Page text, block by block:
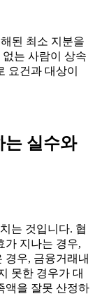
된 최소 지분을
는 사람이 상속
요건과 대상이
는 실수와
는 것입니다. 협
가 지나는 경우,
경우, 금융거래내
못한 경우가 대
액을 잘못 산정하